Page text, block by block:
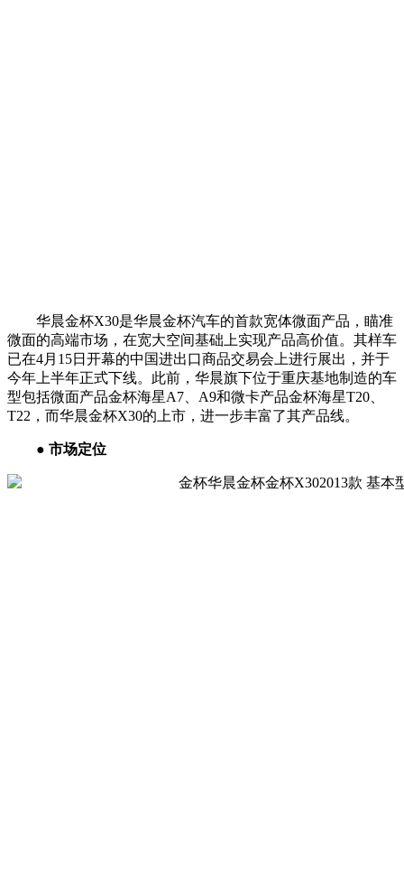
华晨金杯X30是华晨金杯汽车的首款宽体微面产品，瞄准
微面的高端市场，在宽大空间基础上实现产品高价值。其样车
已在4月15日开幕的中国进出口商品交易会上进行展出，并于
今年上半年正式下线。此前，华晨旗下位于重庆基地制造的车
型包括微面产品金杯海星A7、A9和微卡产品金杯海星T20、
T22，而华晨金杯X30的上市，进一步丰富了其产品线。
● 市场定位